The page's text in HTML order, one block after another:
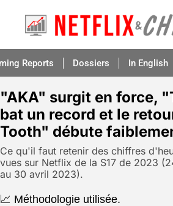
Reports Dossiers In English
"AKA" surgit en force,
bat un record et le
Tooth" débute
Ce qu'il faut retenir des chiffres
vues sur Netflix de la S17 de 2023
au 30 avril 2023).
📈 Méthodologie utilisée.